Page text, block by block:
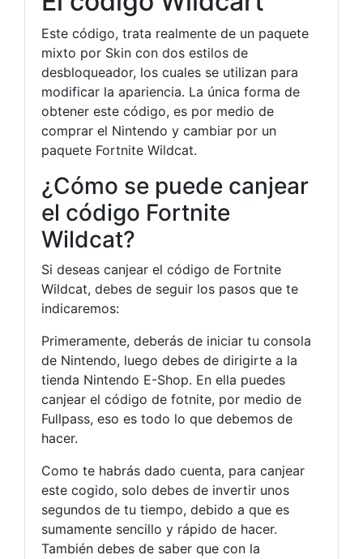
Este código, trata realmente de un paquete
mixto por Skin con dos estilos de
desbloqueador, los cuales se utilizan para
modificar la apariencia. La única forma de
obtener este código, es por medio de
comprar el Nintendo y cambiar por un
paquete Fortnite Wildcat.
¿Cómo se puede canjear
el código Fortnite
Wildcat?
Si deseas canjear el código de Fortnite
Wildcat, debes de seguir los pasos que te
indicaremos:
Primeramente, deberás de iniciar tu consola
de Nintendo, luego debes de dirigirte a la
tienda Nintendo E-Shop. En ella puedes
canjear el código de fotnite, por medio de
Fullpass, eso es todo lo que debemos de
hacer.
Como te habrás dado cuenta, para canjear
este cogido, solo debes de invertir unos
segundos de tu tiempo, debido a que es
sumamente sencillo y rápido de hacer.
También debes de saber que con la